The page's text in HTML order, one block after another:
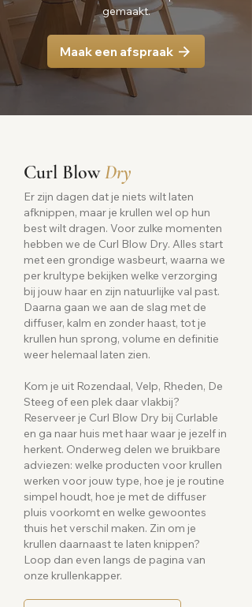
gemaakt.
Maak een afspraak
Curl BlowDry
Er zijn dagen dat je niets wilt laten
afknippen, maar je krullen wel op hun
best wilt dragen. Voor zulke momenten
hebben we de Curl Blow Dry. Alles start
met een grondige wasbeurt, waarna we
per krultype bekijken welke verzorging
bij jouw haar en zijn natuurlijke val past.
Daarna gaan we aan de slag met de
diffuser, kalm en zonder haast, tot je
krullen hun sprong, volume en definitie
weer helemaal laten zien.
Kom je uit Rozendaal, Velp, Rheden, De
Steeg of een plek daar vlakbij?
Reserveer je Curl Blow Dry bij Curlable
en ga naar huis met haar waar je jezelf in
herkent. Onderweg delen we bruikbare
adviezen: welke producten voor krullen
werken voor jouw type, hoe je je routine
simpel houdt, hoe je met de diffuser
pluis voorkomt en welke gewoontes
thuis het verschil maken. Zin om je
krullen daarnaast te laten knippen?
Loop dan even langs de pagina van
onze krullenkapper.